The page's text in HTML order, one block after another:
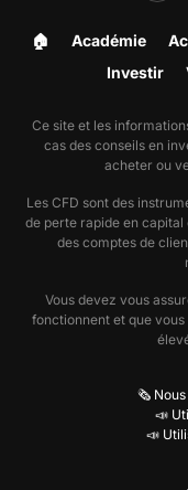
🏠︎ Académie
Investir
Ce site et les
cas des conseils en
acheter ou
Les CFD sont des
de perte rapide en
des comptes de
Vous devez vous
fonctionnent et que
🗞️ Nous
📣
📣